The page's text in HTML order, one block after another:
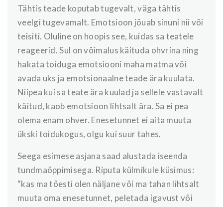
Tähtis teade koputab tugevalt, väga tähtis
veelgi tugevamalt. Emotsioon jõuab sinuni nii või
teisiti. Oluline on hoopis see, kuidas sa teatele
reageerid. Sul on võimalus käituda ohvrina ning
hakata toiduga emotsiooni maha matma või
avada uks ja emotsionaalne teade ära kuulata.
Niipea kui sa teate ära kuulad ja sellele vastavalt
käitud, kaob emotsioon lihtsalt ära. Sa ei pea
olema enam ohver. Enesetunnet ei aita muuta
ükski toidukogus, olgu kui suur tahes.
Seega esimese asjana saad alustada iseenda
tundmaõppimisega. Riputa külmikule küsimus:
“kas ma tõesti olen näljane või ma tahan lihtsalt
muuta oma enesetunnet, peletada igavust või